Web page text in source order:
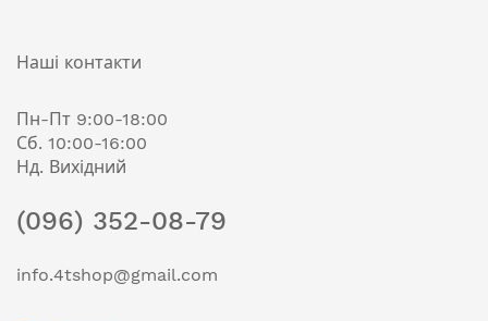
Наші контакти
Пн-Пт 9:00-18:00
Сб. 10:00-16:00
Нд. Вихідний
(096) 352-08-79
info.4tshop@gmail.com